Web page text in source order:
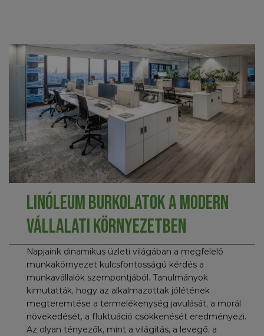
Linóleum burkolatok a modern
vállalati környezetben
Napjaink dinamikus üzleti világában a megfelelő
munkakörnyezet kulcsfontosságú kérdés a
munkavállalók szempontjából. Tanulmányok
kimutatták, hogy az alkalmazottak jólétének
megteremtése a termelékenység javulását, a morál
növekedését, a fluktuáció csökkenését eredményezi.
Az olyan tényezők, mint a világítás, a levegő, a